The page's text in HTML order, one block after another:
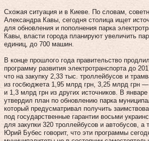
Схожая ситуация и в Киеве. По словам,
Александра Кавы, сегодня столица ищет
для обновления и пополнения парка
Кавы, власти города планируют увеличить
единиц, до 700 машин.
В конце прошлого года правительство
программу развития электротранспорта до
что на закупку 2,33 тыс. троллейбусов и
из госбюджета 1,95 млрд грн, 3,25 млрд грн
и 1,3 млрд грн из других источников. В
утвердил план по обновлению парка
который предусматривал получить
под государственные гарантии восьми
для закупки 320 троллейбусов и автобусов, а
Юрий Бубес говорит, что эти программы